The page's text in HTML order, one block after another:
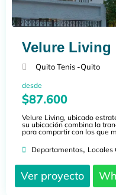
Velure Living
Quito Tenis -Quito
desde
$87.600
Velure Living, ubicado
su ubicación combina la
para compartir con los que
Departamentos, Locales
Ver proyecto